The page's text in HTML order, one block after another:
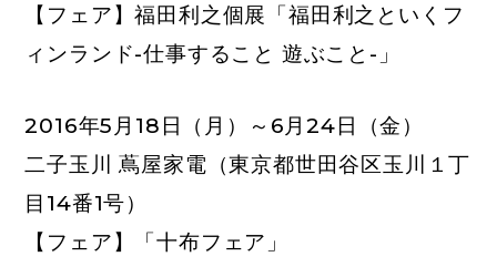
【フェア】福田利之個展「福田利之といくフ
ィンランド-仕事すること 遊ぶこと-」
2016年5月18日（月）～6月24日（金）
二子玉川 蔦屋家電 （東京都世田谷区玉川１丁
目14番1号）
【フェア】「十布フェア」